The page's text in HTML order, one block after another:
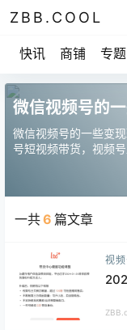
ZBB.COOL
快讯 商铺 专题
微信视频号的
微信视频号的一些变
号短视频带货，视频
一共6 篇文章
视